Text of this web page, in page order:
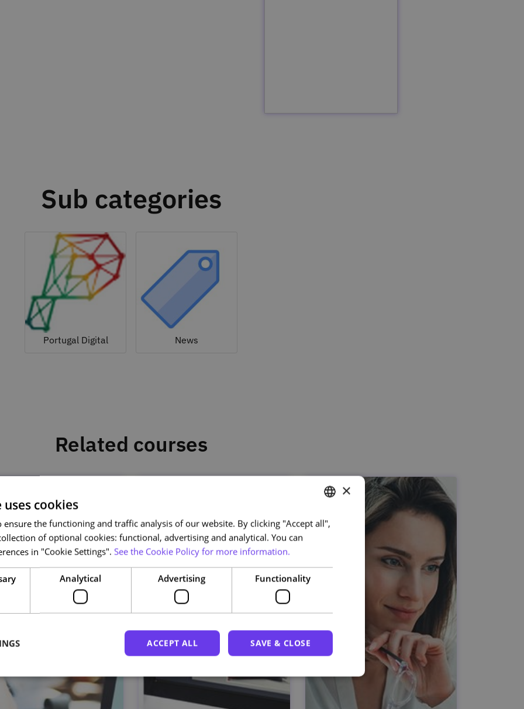
Sub categories
Portugal Digital News
Related courses
PORTUGUESE
ENGLISH
×
cookies
ensure the functioning and traffic analysis of our website. By clicking "Accept all",
of optional cookies: functional, advertising and analytical. You can
in "Cookie Settings". See the Cookie Policy for more information.
Analytical Advertising Functionality
SAVE & CLOSE
ACCEPT ALL